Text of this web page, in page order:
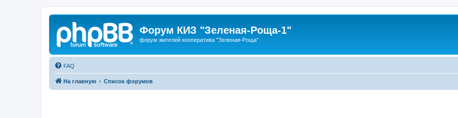
Форум КИЗ "Зеленая-Роща-1"
форум жителей кооператива "Зеленая-Роща"
FAQ
На главную Список форумов